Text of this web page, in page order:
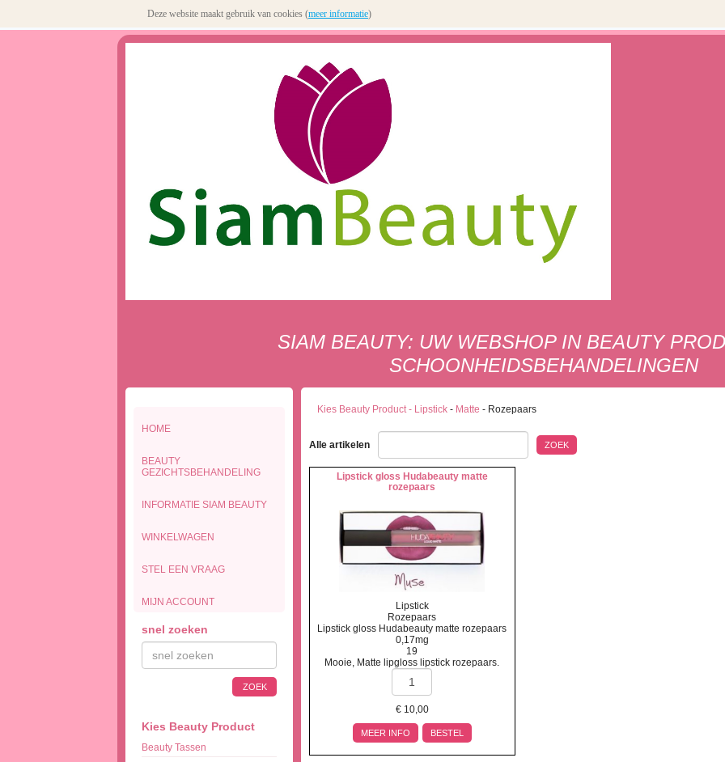
SIAM BEAUTY: UW WEBSHOP IN BEAUTY
SCHOONHEIDSBEHANDELINGEN
HOME
BEAUTY
GEZICHTSBEHANDELING
INFORMATIE SIAM BEAUTY
WINKELWAGEN
STEL EEN VRAAG
MIJN ACCOUNT
snel zoeken
ZOEK
Kies Beauty Product
Beauty Tassen
Kies Beauty Product - Lipstick - Matte - Rozepaars
Alle artikelen ZOEK
Lipstick gloss Hudabeauty matte
rozepaars
Lipstick
Rozepaars
Lipstick gloss Hudabeauty matte rozepaars
0,17mg
19
Mooie, Matte lipgloss lipstick rozepaars.
€ 10,00
MEER INFO BESTEL
Deze website maakt gebruik van cookies (meer informatie)